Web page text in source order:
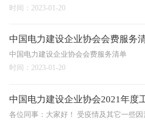
时间：2023-01-20
中国电力建设企业协会会费服务
中国电力建设企业协会会费服务清单
时间：2023-01-20
中国电力建设企业协会2021年度